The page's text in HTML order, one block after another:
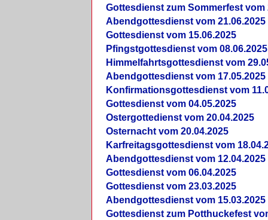
Gottesdienst zum Sommerfest vom
Abendgottesdienst vom 21.06.2025
Gottesdienst vom 15.06.2025
Pfingstgottesdienst vom 08.06.2025
Himmelfahrtsgottesdienst vom
Abendgottesdienst vom 17.05.2025
Konfirmationsgottesdienst vom
Gottesdienst vom 04.05.2025
Ostergottedienst vom 20.04.2025
Osternacht vom 20.04.2025
Karfreitagsgottesdienst vom
Abendgottesdienst vom 12.04.2025
Gottesdienst vom 06.04.2025
Gottesdienst vom 23.03.2025
Abendgottesdienst vom 15.03.2025
Gottesdienst zum Potthuckefest